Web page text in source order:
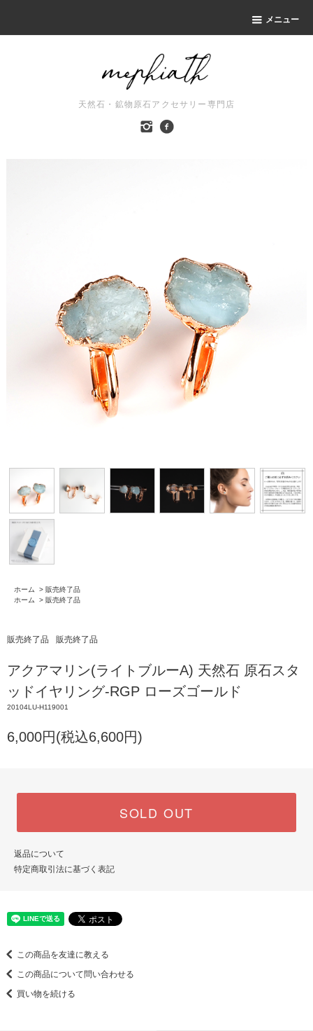
メニュー
天然石・鉱物原石アクセサリー専門店
ホーム > 販売終了品
ホーム
> 販売終了品
販売終了品 販売終了品
アクアマリン(ライトブルーA) 天然石 原石スタ
ッドイヤリング-RGP ローズゴールド
20104LU-H119001
6,000円(税込6,600円)
SOLD OUT
返品について
特定商取引法に基づく表記
この商品を友達に教える
この商品について問い合わせる
買い物を続ける